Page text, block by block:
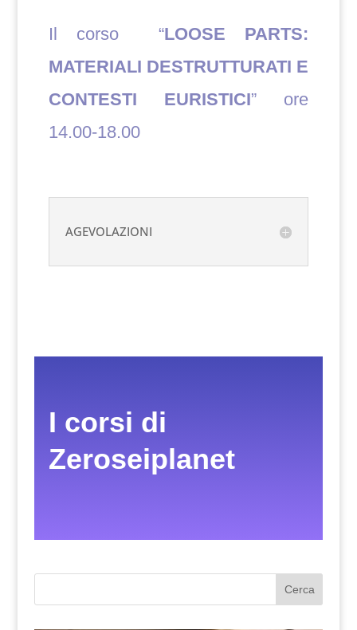
Il corso “LOOSE PARTS:
MATERIALI DESTRUTTURATI E
CONTESTI EURISTICI” ore
14.00-18.00
AGEVOLAZIONI
I corsi di
Zeroseiplanet
Cerca